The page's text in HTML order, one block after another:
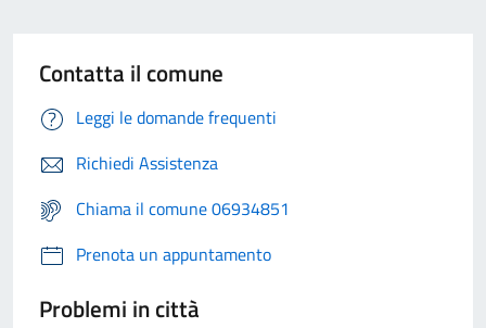
Contatta il comune
Leggi le domande frequenti
Richiedi Assistenza
Chiama il comune 06934851
Prenota un appuntamento
Problemi in città